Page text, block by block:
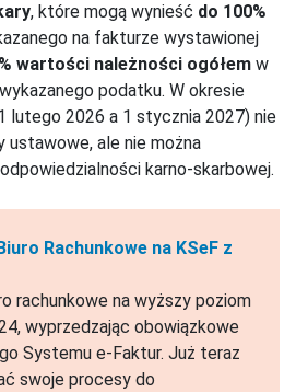
, które mogą wynieść do 100%
na fakturze wystawionej
wartości należności ogółem w
podatku. W okresie
lutego 2026 a 1 stycznia 2027) nie
ustawowe, ale nie można
karno-skarbowej.
Rachunkowe na KSeF z
rachunkowe na wyższy poziom
wyprzedzając obowiązkowe
Systemu e-Faktur. Już teraz
swoje procesy do